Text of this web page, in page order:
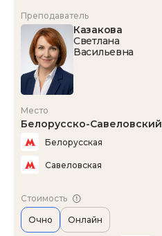
Преподаватель
Казакова
Светлана
Васильевна
Место
Белорусско-Савеловский
Белорусская
Савеловская
Стоимость
Очно Онлайн